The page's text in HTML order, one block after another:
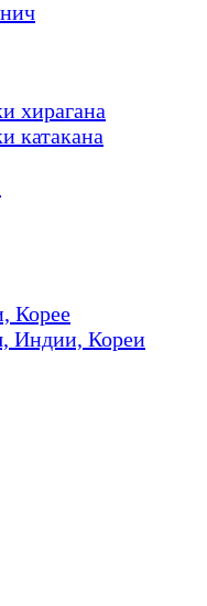
хирагана
катакана
Корее
Индии, Кореи